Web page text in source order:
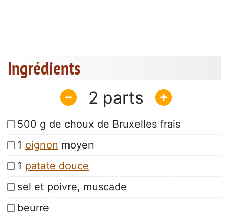
Ingrédients
2
500 g de choux de Bruxelles frais
1 oignon moyen
1 patate douce
sel et poivre, muscade
beurre